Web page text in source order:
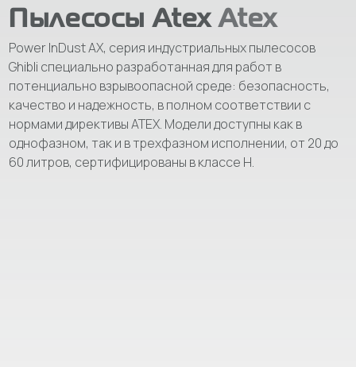
Пылесосы AtexAtex
Power InDust AX, серия индустриальных пылесосов
Ghibli специально разработанная для работ в
потенциально взрывоопасной среде: безопасность,
качество и надежность, в полном соответствии с
нормами директивы ATEX. Модели доступны как в
однофазном, так и в трехфазном исполнении, от 20 до
60 литров, сертифицированы в классе H.